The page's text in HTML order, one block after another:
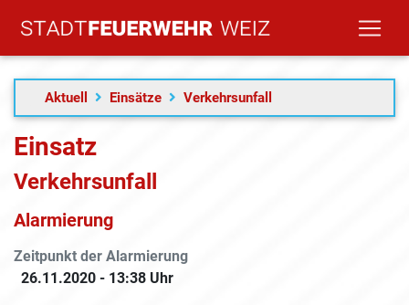
Aktuell Einsätze Verkehrsunfall
Einsatz
Verkehrsunfall
Alarmierung
Zeitpunkt der Alarmierung
26.11.2020 - 13:38 Uhr